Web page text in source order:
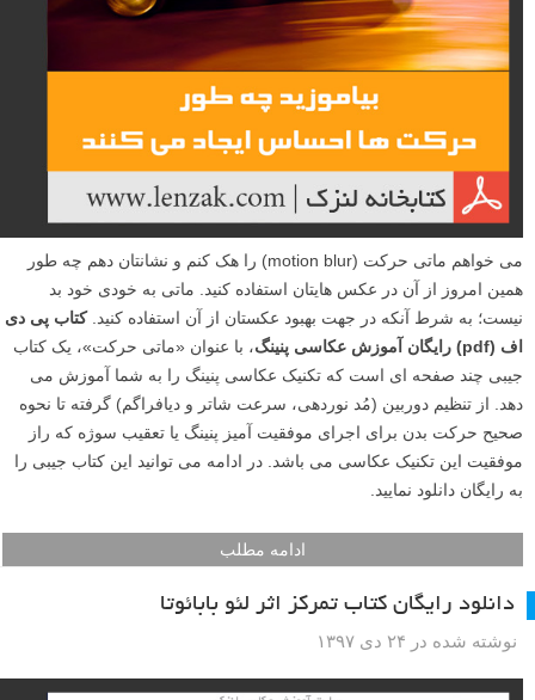
می خواهم ماتی حرکت (motion blur) را هک کنم و نشانتان دهم چه طور
همین امروز از آن در عکس هایتان استفاده کنید. ماتی به خودی خود بد
نیست؛ به شرط آنکه در جهت بهبود عکستان از آن استفاده کنید.کتاب پی دی
اف (pdf) رایگان آموزش عکاسی پنینگ
، با عنوان «ماتی حرکت»، یک کتاب
جیبی چند صفحه ای است که تکنیک عکاسی پنینگ را به شما آموزش می
دهد. از تنظیم دوربین (مُد نوردهی، سرعت شاتر و دیافراگم) گرفته تا نحوه
صحیح حرکت بدن برای اجرای موفقیت آمیز پنینگ یا تعقیب سوژه که راز
موفقیت این تکنیک عکاسی می باشد. در ادامه می توانید این کتاب جیبی را
به رایگان دانلود نمایید.
ادامه مطلب
دانلود رایگان کتاب تمرکز اثر لئو بابائوتا
نوشته شده در ۲۴ دی ۱۳۹۷